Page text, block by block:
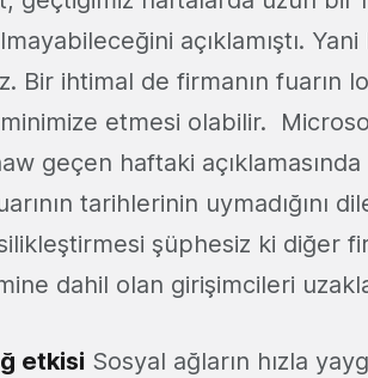
açıklamıştı.
Bir ihtimal de firmanın fuarın
minimize etmesi olabilir.
geçen haftaki
tarihlerinin uymadığını
silikleştirmesi şüphesiz ki diğer
dahil olan girişimcileri
etkisi Sosyal ağların hızla